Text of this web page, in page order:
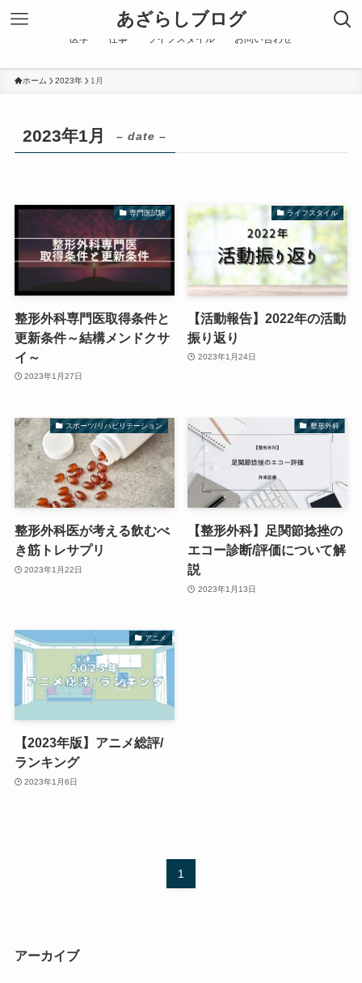
あざらしブログ
医学 仕事 ライフスタイル お問い合わせ
ホーム 2023年 1月
2023年1月 – date –
専門医試験
整形外科専門医取得条件と
更新条件～結構メンドクサ
イ～
2023年1月27日
ライフスタイル
【活動報告】2022年の活動
振り返り
2023年1月24日
スポーツ/リハビリテーション
整形外科医が考える飲むべ
き筋トレサプリ
2023年1月22日
整形外科
【整形外科】足関節捻挫の
エコー診断/評価について解
説
2023年1月13日
アニメ
【2023年版】アニメ総評/
ランキング
2023年1月6日
1
アーカイブ